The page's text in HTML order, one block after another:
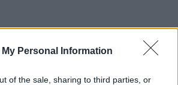
Personal Information
of the sale, sharing to third parties, or
ad